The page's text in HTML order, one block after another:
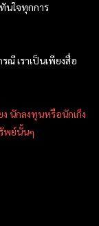
นใจทุกการ
ณี เราเป็นเพียงสื่อ
นักลงทุนหรือนักเก็ง
พย์นั้นๆ